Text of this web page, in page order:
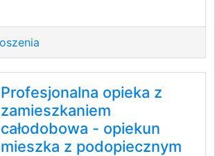
Profesjonalna opieka z
zamieszkaniem
całodobowa - opiekun
mieszka z podopiecznym